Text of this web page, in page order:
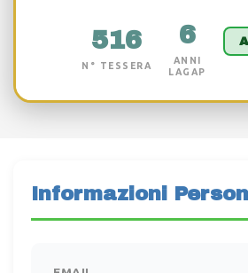
516
N° TESSERA
6
ANNI
LAGAP
Informazioni